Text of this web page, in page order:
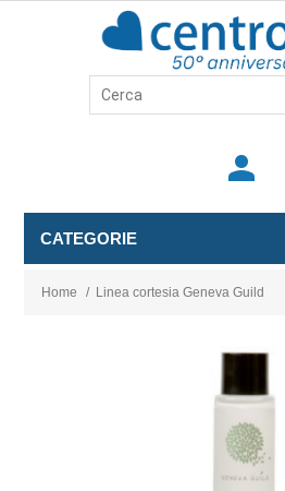
person
CATEGORIE
Home / Linea cortesia Geneva Guild